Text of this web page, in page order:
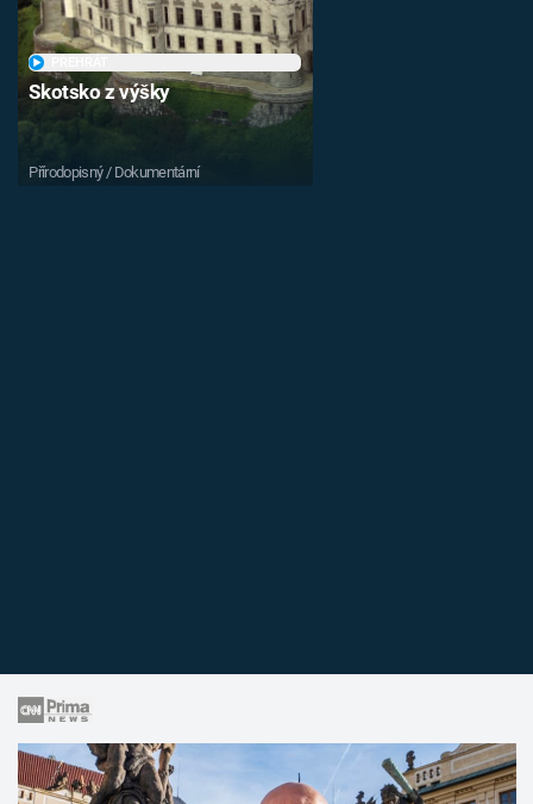
Skotsko z výšky
Přírodopisný / Dokumentární